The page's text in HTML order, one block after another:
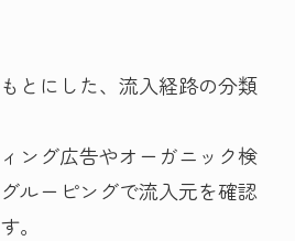
とにした、流入経路の分類
ング広告やオーガニック検
ルーピングで流入元を確認
。